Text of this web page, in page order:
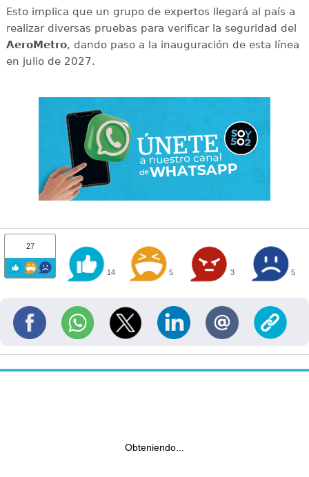
Esto implica que un grupo de expertos llegará al país a
realizar diversas pruebas para verificar la seguridad del
AeroMetro, dando paso a la inauguración de esta línea
en julio de 2027.
27
14 5 3 5
Obteniendo...